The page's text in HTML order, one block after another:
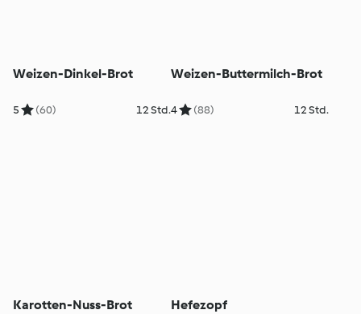
Weizen-Dinkel-Brot
5 (60) 12 Std.
Weizen-Buttermilch-Brot
4 (88) 12 Std.
Karotten-Nuss-Brot Hefezopf